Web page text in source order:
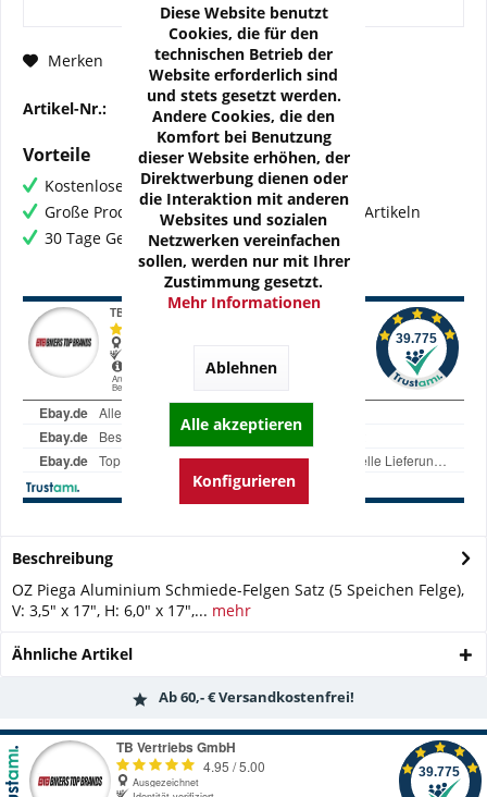
Merken Fragen zum Artikel?
Artikel-Nr.: OZ-YAM04-Z1M
Vorteile
Kostenloser Versand ab € 60,- Bestellwert
Große Produktauswahl mit mehr als 80.000 Artikeln
30 Tage Geld-Zurück-Garantie
Beschreibung
OZ Piega Aluminium Schmiede-Felgen Satz (5 Speichen Felge),
V: 3,5" x 17", H: 6,0" x 17",... mehr
Ähnliche Artikel
Ab 60,- € Versandkostenfrei!
Diese Website benutzt
Cookies, die für den
technischen Betrieb der
Website erforderlich sind
und stets gesetzt werden.
Andere Cookies, die den
Komfort bei Benutzung
dieser Website erhöhen, der
Direktwerbung dienen oder
die Interaktion mit anderen
Websites und sozialen
Netzwerken vereinfachen
sollen, werden nur mit Ihrer
Zustimmung gesetzt.
Mehr Informationen
Ablehnen
Alle akzeptieren
Konfigurieren